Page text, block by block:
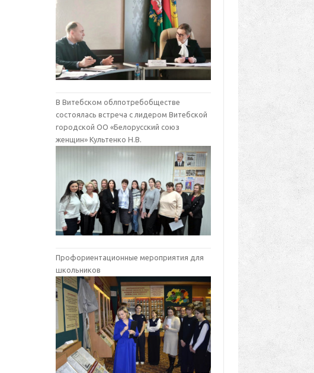
В Витебском облпотребобществе
состоялась встреча с лидером Витебской
городской ОО «Белорусский союз
женщин» Культенко Н.В.
Профориентационные мероприятия для
школьников